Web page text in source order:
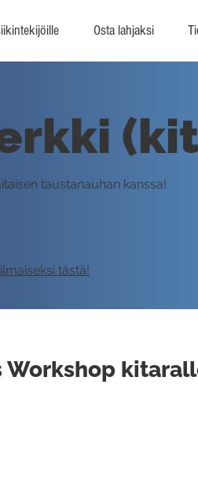
Osta lahjaksi
taustanauhan kanssa!
tästä!
Workshop